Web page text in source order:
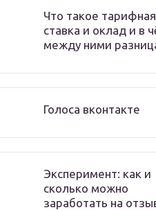
Что такое тарифная
ставка и оклад и в
между ними
Голоса вконтакте
Эксперимент: как и
сколько можно
заработать на